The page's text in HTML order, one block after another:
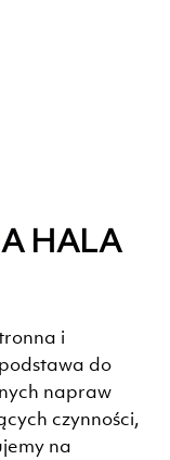
HALA
i
do
napraw
czynności,
na